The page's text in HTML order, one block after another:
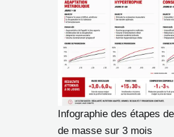
Infographie des étapes
de masse sur 3 mois